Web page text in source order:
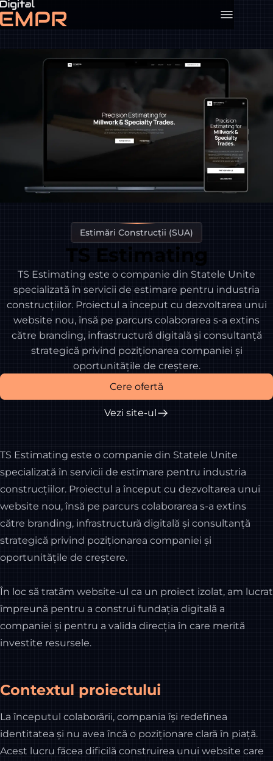
Estimări Construcții (SUA)
TS Estimating
TS Estimating este o companie din Statele Unite
specializată în servicii de estimare pentru industria
construcțiilor. Proiectul a început cu dezvoltarea unui
website nou, însă pe parcurs colaborarea s-a extins
către branding, infrastructură digitală și consultanță
strategică privind poziționarea companiei și
oportunitățile de creștere.
Cere ofertă
Vezi site-ul
TS Estimating este o companie din Statele Unite
specializată în servicii de estimare pentru industria
construcțiilor. Proiectul a început cu dezvoltarea unui
website nou, însă pe parcurs colaborarea s-a extins
către branding, infrastructură digitală și consultanță
strategică privind poziționarea companiei și
oportunitățile de creștere.
În loc să tratăm website-ul ca un proiect izolat, am lucrat
împreună pentru a construi fundația digitală a
companiei și pentru a valida direcția în care merită
investite resursele.
Contextul proiectului
La începutul colaborării, compania își redefinea
identitatea și nu avea încă o poziționare clară în piață.
Acest lucru făcea dificilă construirea unui website care